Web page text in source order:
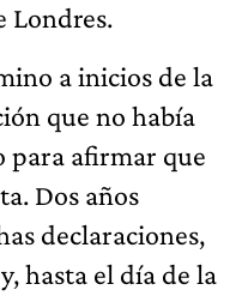
Londres.
a inicios de la
que no había
para afirmar que
Dos años
declaraciones,
hasta el día de la